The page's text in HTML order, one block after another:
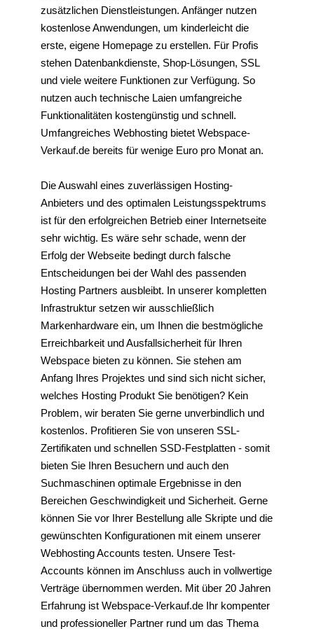
zusätzlichen Dienstleistungen. Anfänger nutzen
kostenlose Anwendungen, um kinderleicht die
erste, eigene Homepage zu erstellen. Für Profis
stehen Datenbankdienste, Shop-Lösungen, SSL
und viele weitere Funktionen zur Verfügung. So
nutzen auch technische Laien umfangreiche
Funktionalitäten kostengünstig und schnell.
Umfangreiches Webhosting bietet Webspace-
Verkauf.de bereits für wenige Euro pro Monat an.
Die Auswahl eines zuverlässigen Hosting-
Anbieters und des optimalen Leistungsspektrums
ist für den erfolgreichen Betrieb einer Internetseite
sehr wichtig. Es wäre sehr schade, wenn der
Erfolg der Webseite bedingt durch falsche
Entscheidungen bei der Wahl des passenden
Hosting Partners ausbleibt. In unserer kompletten
Infrastruktur setzen wir ausschließlich
Markenhardware ein, um Ihnen die bestmögliche
Erreichbarkeit und Ausfallsicherheit für Ihren
Webspace bieten zu können. Sie stehen am
Anfang Ihres Projektes und sind sich nicht sicher,
welches Hosting Produkt Sie benötigen? Kein
Problem, wir beraten Sie gerne unverbindlich und
kostenlos. Profitieren Sie von unseren SSL-
Zertifikaten und schnellen SSD-Festplatten - somit
bieten Sie Ihren Besuchern und auch den
Suchmaschinen optimale Ergebnisse in den
Bereichen Geschwindigkeit und Sicherheit. Gerne
können Sie vor Ihrer Bestellung alle Skripte und die
gewünschten Konfigurationen mit einem unserer
Webhosting Accounts testen. Unsere Test-
Accounts können im Anschluss auch in vollwertige
Verträge übernommen werden. Mit über 20 Jahren
Erfahrung ist Webspace-Verkauf.de Ihr kompenter
und professioneller Partner rund um das Thema